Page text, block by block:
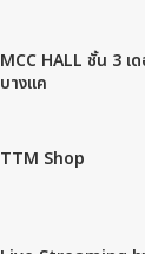
MCC HALL ชั้น 3 เ
บางแค
TTM Shop